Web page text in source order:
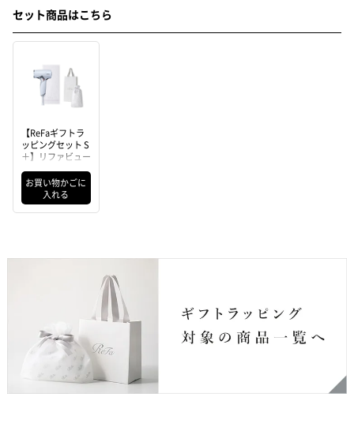
セット商品はこちら
【ReFaギフトラ
ッピングセット S
＋】リファビュー
ー SE（ホワイ
ト） ＆ リファヘ
アフェイスタオル
（ホワイト）
お買い物かごに
入れる